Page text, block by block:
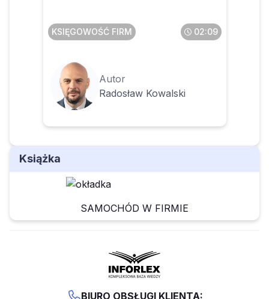
KSIĘGOWOŚĆ FIRM 02:09
Autor
Radosław Kowalski
Książka
SAMOCHÓD W FIRMIE
BIURO OBSŁUGI KLIENTA: